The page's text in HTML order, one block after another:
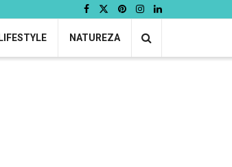
LIFESTYLE NATUREZA